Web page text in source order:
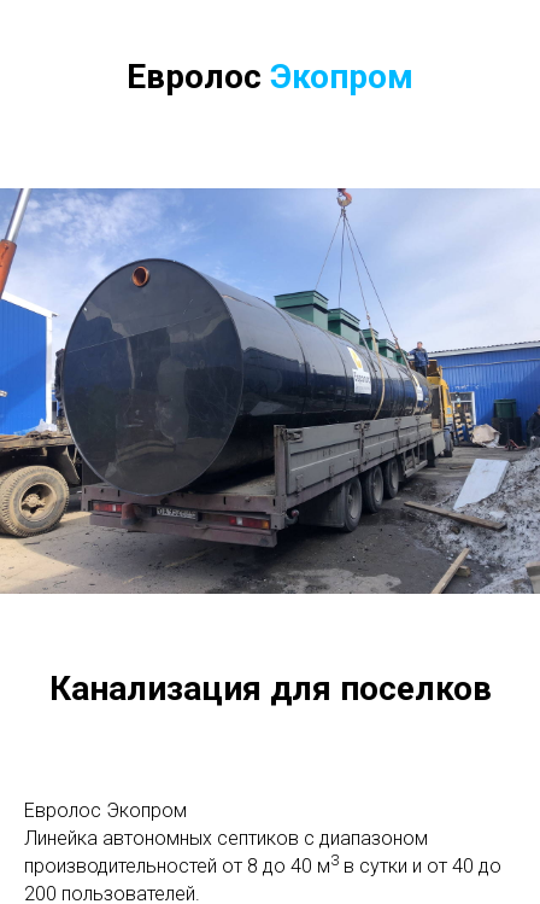
Евролос Экопром
Канализация для поселков
Евролос Экопром
Линейка автономных септиков с диапазоном
производительностей от 8 до 40 м3 в сутки и от 40 до
200 пользователей.